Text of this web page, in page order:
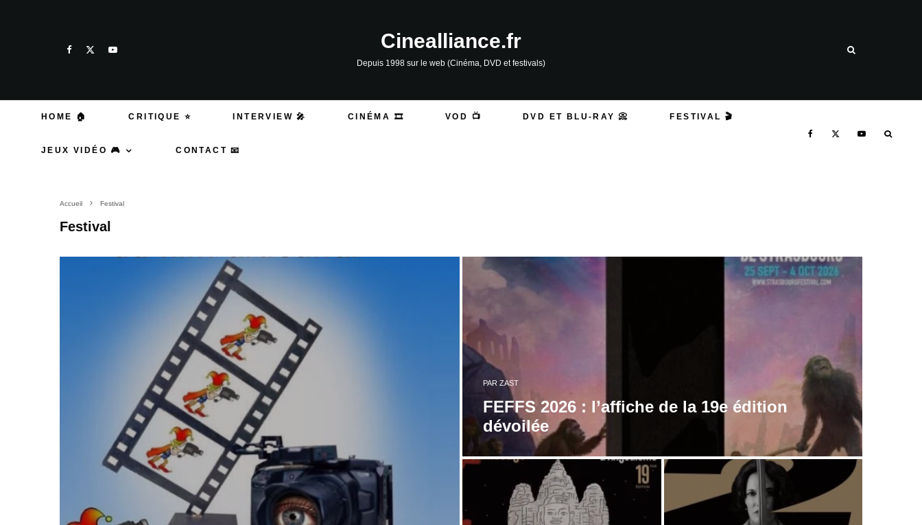
Cinealliance.fr
Depuis 1998 sur le web (Cinéma, DVD et festivals)
HOME 🏠 CRITIQUE ⭐ INTERVIEW 🎤 CINÉMA 🎞️ VOD 📺 DVD ET BLU-RAY 📀 FESTIVAL 🎬
JEUX VIDÉO 🎮 CONTACT 📧
Accueil Festival
Festival
PAR ZAST
FEFFS 2026 : l’affiche de la 19e édition
dévoilée